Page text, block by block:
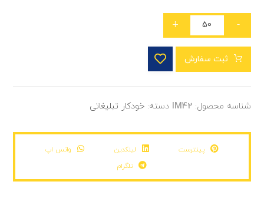
-
+
ثبت سفارش
شناسه محصول:IM42 دسته:خودکار تبلیغاتی
پینترست لینکدین
واتس اپ
تلگرام